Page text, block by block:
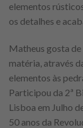
elementos
os detalhes e
Matheus gosta
matéria, através
elementos às
Participou da 2ª
Lisboa em Julho
50 anos da